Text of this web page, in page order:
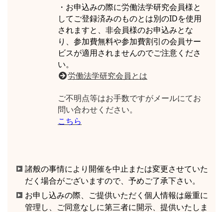
・お申込みの際に労働法学研究会員様と
してご登録済みのものとは別のIDを使用
されますと、非会員様のお申込みとな
り、参加費無料や参加費割引の会員サー
ビスが適用されませんのでご注意くださ
い。
労働法学研究会員とは
ご不明点等はお手数ですがメールにてお
問い合わせください。
こちら
諸般の事情により開催を中止または変更させていた
だく場合がございますので、予めご了承下さい。
お申し込みの際、ご提供いただく個人情報は厳重に
管理し、ご同意なしに第三者に開示、提供いたしま